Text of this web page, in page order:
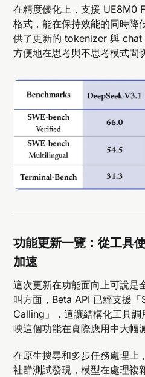
在精度優化上，支援 UE8M0
格式，能在保持效能的同時降
供了更新的 tokenizer 與
方便地在思考與不思考模式間
功能更新一覽：從工具
加速
這次更新在功能面向上可說是
叫方面，Beta API 已經支援
Calling」，這讓結構化工具調
映這個功能在實際應用中大幅
在原生搜尋和多步任務處理上
社群測試發現，模型在處理複